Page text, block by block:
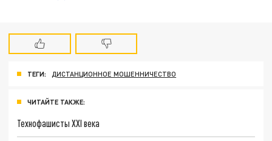
ТЕГИ: ДИСТАНЦИОННОЕ МОШЕННИЧЕСТВО
ЧИТАЙТЕ ТАКЖЕ:
Технофашисты XXI века